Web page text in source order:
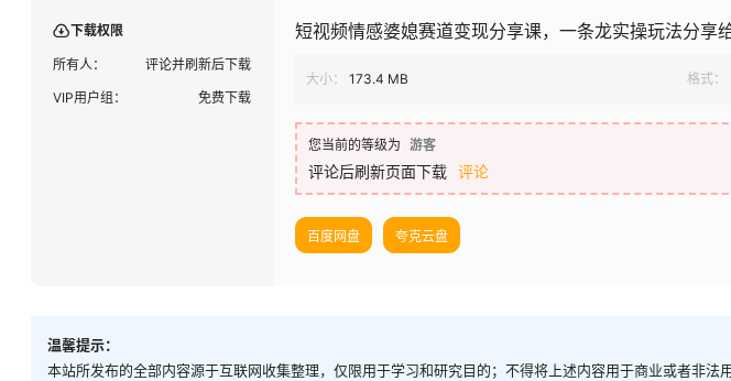
下载权限
所有人：
评论并刷新后下载
VIP用户组：
免费下载
短视频情感婆媳赛道变现分享课，一条龙实操玩法分享
大小： 173.4 MB 格式：
您当前的等级为 游客
评论后刷新页面下载 评论
百度网盘 夸克云盘
温馨提示：
本站所发布的全部内容源于互联网收集整理，仅限用于学习和研究目的；不得将上述内容用于商业或者非法